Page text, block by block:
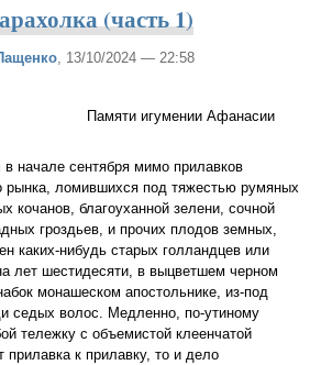
(часть 1)
, 13/10/2024 — 22:58
Афанасии
начале сентября мимо прилавков
рынка, ломившихся под тяжестью румяных
кочанов, благоуханной зелени, сочной
гроздьев, и прочих плодов земных,
каких-нибудь старых голландцев или
шестидесяти, в выцветшем черном
монашеском апостольнике, из-под
седых волос. Медленно, по-утиному
тележку с объемистой клеенчатой
прилавка к прилавку, то и дело